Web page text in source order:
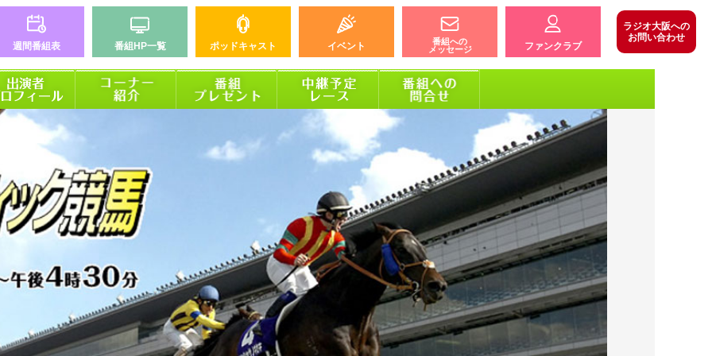
週間番組表 番組HP一覧 ポッドキャスト イベント
番組への
メッセージ
ファンクラブ
ラジオ大阪への
お問い合わせ